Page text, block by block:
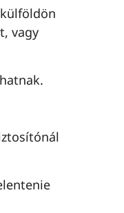
vagy